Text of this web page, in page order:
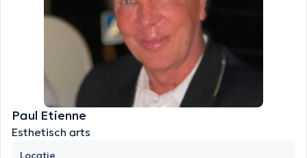
Paul Etienne
Esthetisch arts
Locatie